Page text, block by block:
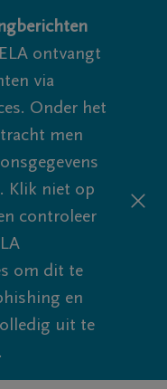
ontvangt
via
Onder het
men
Klik niet op
controleer
om dit te
en
uit te